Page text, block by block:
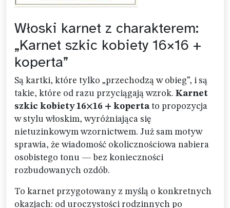
Włoski karnet z charakterem:
„Karnet szkic kobiety 16×16 +
koperta”
Są kartki, które tylko „przechodzą w obieg”, i są
takie, które od razu przyciągają wzrok. Karnet
szkic kobiety 16×16 + kopertato propozycja
w stylu włoskim, wyróżniająca się
nietuzinkowym wzornictwem. Już sam motyw
sprawia, że wiadomość okolicznościowa nabiera
osobistego tonu — bez konieczności
rozbudowanych ozdób.
To karnet przygotowany z myślą o konkretnych
okazjach: od uroczystości rodzinnych po